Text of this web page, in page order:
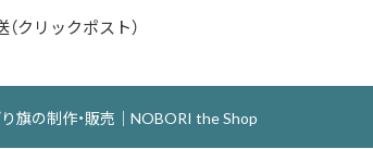
クリックポスト）
旗の制作・販売｜NOBORI the Shop